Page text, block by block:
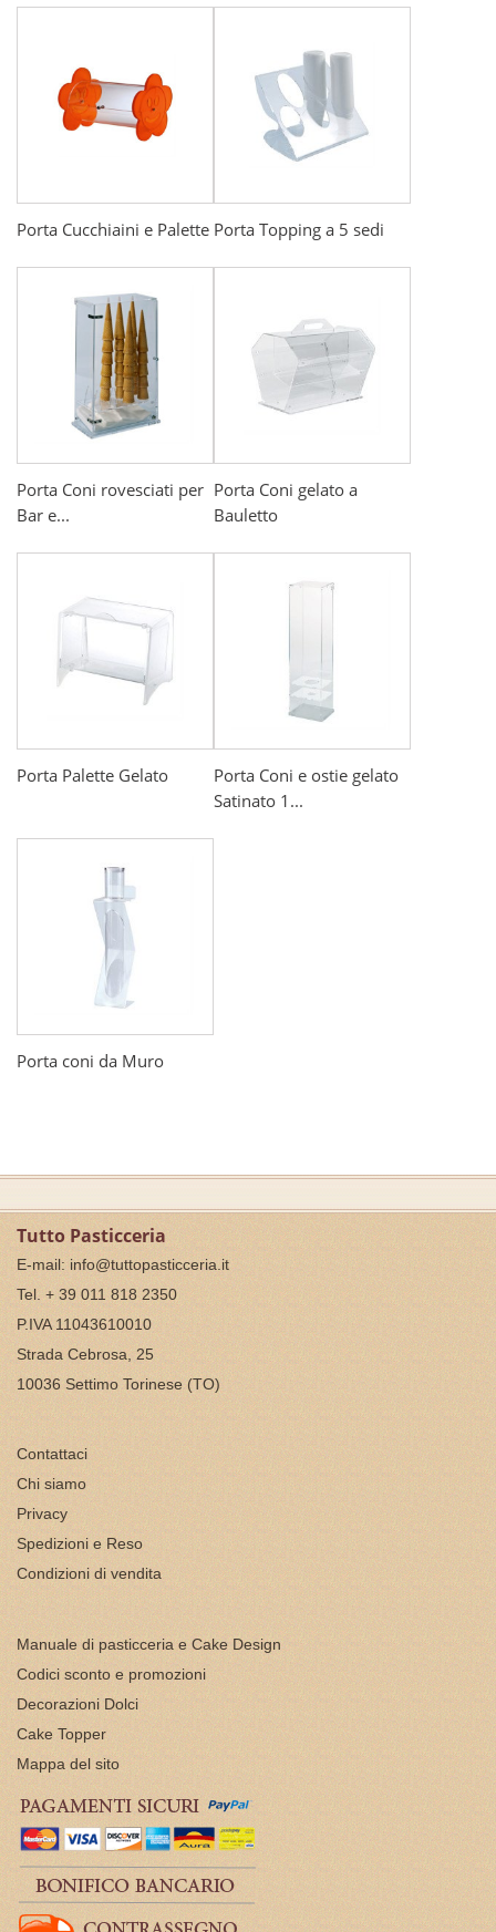
Porta Cucchiaini e Palette Porta Topping a 5 sedi
Porta Coni rovesciati per
Bar e...
Porta Coni gelato a
Bauletto
Porta Palette Gelato
Porta Coni e ostie gelato
Satinato 1...
Porta coni da Muro
Tutto Pasticceria
E-mail: info@tuttopasticceria.it
Tel. + 39 011 818 2350
P.IVA 11043610010
Strada Cebrosa, 25
10036 Settimo Torinese (TO)
Contattaci
Chi siamo
Privacy
Spedizioni e Reso
Condizioni di vendita
Manuale di pasticceria e Cake Design
Codici sconto e promozioni
Decorazioni Dolci
Cake Topper
Mappa del sito